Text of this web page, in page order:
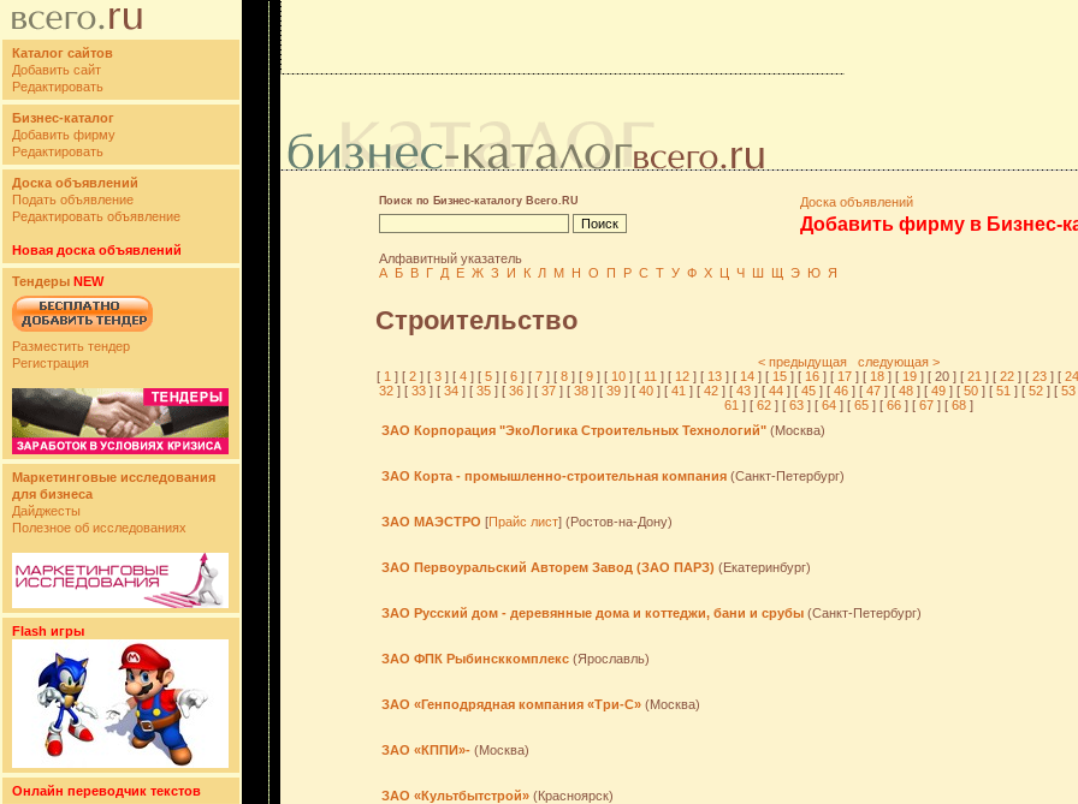
Каталог сайтов
Добавить сайт
Редактировать
Бизнес-каталог
Добавить фирму
Редактировать
Доска объявлений
Подать объявление
Редактировать объявление
Новая доска объявлений
Тендеры NEW
Разместить тендер
Регистрация
Маркетинговые исследования
для бизнеса
Дайджесты
Полезное об исследованиях
Flash игры
Онлайн переводчик текстов
Поиск по Бизнес-каталогу Всего.RU Доска объявлений
Добавить фирму в Бизнес-
Алфавитный указатель
А Б В Г Д Е Ж З И К Л М Н О П Р С Т У Ф Х Ц Ч Ш Щ Э Ю Я
Строительство
< предыдущая
следующая >
[1 ] [2 ] [3 ] [4 ] [5 ] [6 ] [7 ] [8 ] [9 ] [10 ] [11 ] [12 ] [13 ] [14 ] [15 ] [16 ] [17 ] [18 ] [19 ] [ 20 ] [21 ] [22 ] [23 ] [24
32 ] [ 33 ] [ 34 ] [ 35 ] [ 36 ] [ 37 ] [ 38 ] [ 39 ] [ 40 ] [ 41 ] [ 42 ] [ 43 ] [ 44 ] [ 45 ] [ 46 ] [ 47 ] [ 48 ] [ 49 ] [ 50 ] [ 51 ] [ 52 ] [ 53
61 ] [62 ] [63 ] [64 ] [65 ] [66 ] [67 ] [68 ]
ЗАО Корпорация "ЭкоЛогика Строительных Технологий" (Москва)
ЗАО Корта - промышленно-строительная компания (Санкт-Петербург)
ЗАО МАЭСТРО [Прайс лист] (Ростов-на-Дону)
ЗАО Первоуральский Авторем Завод (ЗАО ПАРЗ) (Екатеринбург)
ЗАО Русский дом - деревянные дома и коттеджи, бани и срубы (Санкт-Петербург)
ЗАО ФПК Рыбинсккомплекс (Ярославль)
ЗАО «Генподрядная компания «Три-С» (Москва)
ЗАО «КППИ»- (Москва)
ЗАО «Культбытстрой» (Красноярск)